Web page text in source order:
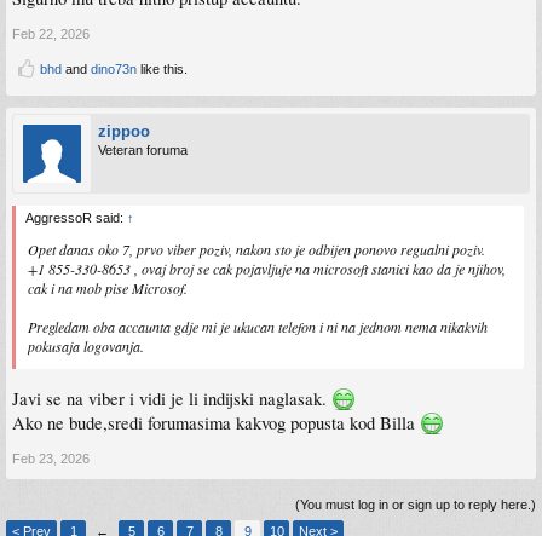
Feb 22, 2026
bhd and dino73n like this.
zippoo
Veteran foruma
AggressoR said: ↑
Opet danas oko 7, prvo viber poziv, nakon sto je odbijen ponovo regualni poziv.
+1 855-330-8653 , ovaj broj se cak pojavljuje na microsoft stanici kao da je njihov,
cak i na mob pise Microsof.
Pregledam oba accaunta gdje mi je ukucan telefon i ni na jednom nema nikakvih
pokusaja logovanja.
Javi se na viber i vidi je li indijski naglasak.
Ako ne bude,sredi forumasima kakvog popusta kod Billa
Feb 23, 2026
(You must log in or sign up to reply here.)
< Prev
1 ← 5 6 7 8 9 10 Next >